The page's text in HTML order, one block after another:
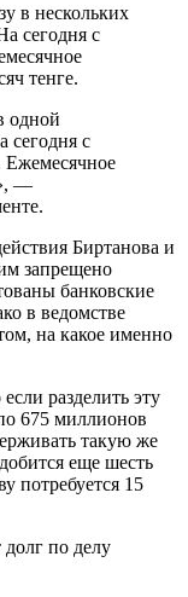
в нескольких
сегодня с
тенге.
одной
сегодня с
Ежемесячное
—
Биртанова и
запрещено
банковские
в ведомстве
на какое именно
разделить эту
675 миллионов
такую же
еще шесть
потребуется 15